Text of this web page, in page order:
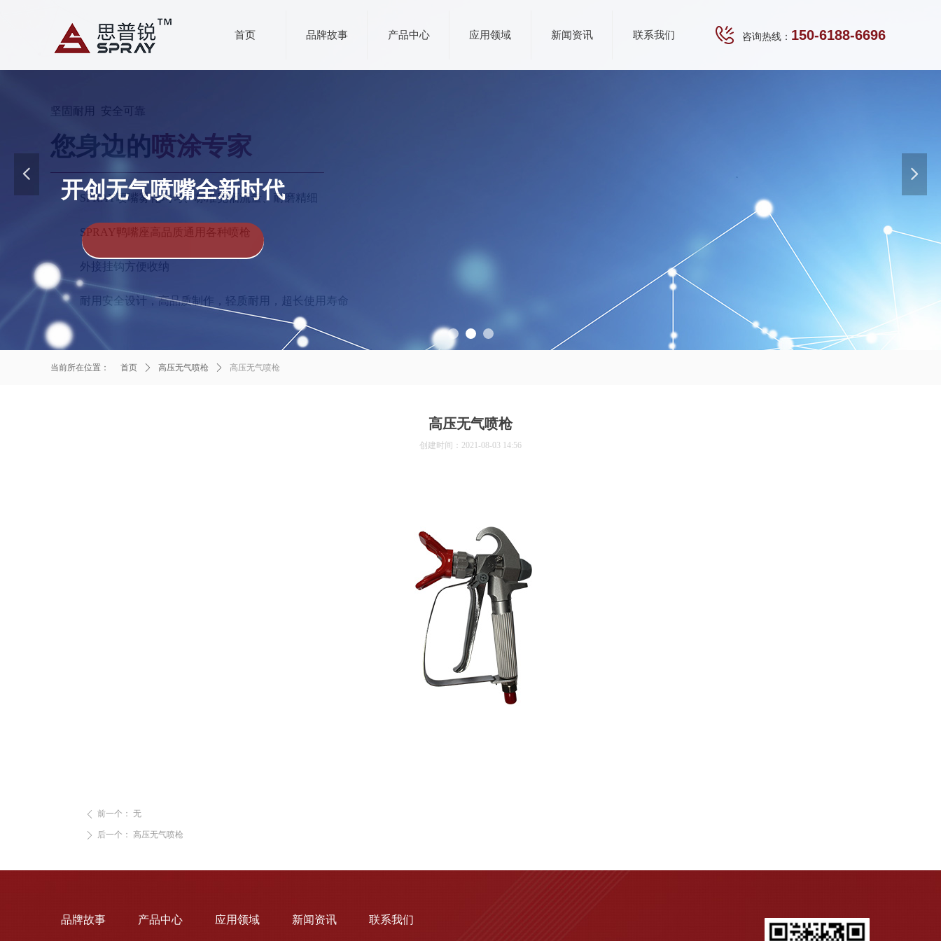
开创无气喷嘴全新时代
您身边的喷涂专家
SPRAY喷嘴雾化均匀、标准宽幅流量、耐磨精细
SPRAY鸭嘴座高品质通用各种喷枪
外接挂钩方便收纳
耐用安全设计，高品质制作，轻质耐用，超长使用寿命
坚固耐用 安全可靠
넳 넲
咨询热线： 150-6188-6696
首页 品牌故事 产品中心 应用领域 新闻资讯 联系我们
高压无气喷枪
ꄴ 前一个： 无
ꄲ 后一个： 高压无气喷枪
当前所在位置： 首页 ꄲ 高压无气喷枪 ꄲ 高压无气喷枪
创建时间： 2021-08-03 14:56
品牌故事 产品中心 应用领域 新闻资讯 联系我们